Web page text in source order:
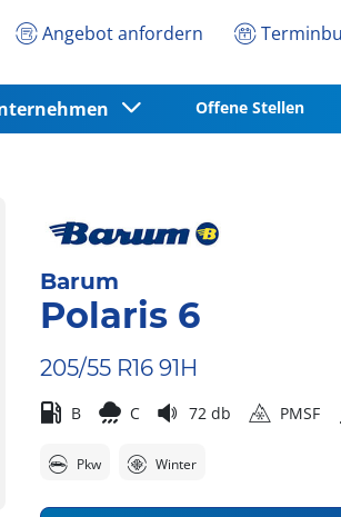
Angebot anfordern
Offene Stellen
Barum
Polaris 6
205/55 R16 91H
B C 72 db PMSF
Pkw Winter